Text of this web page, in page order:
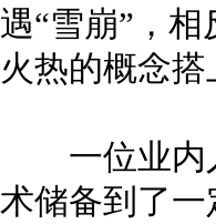
遇“雪崩”，
火热的概念搭
一位业内人
术储备到了